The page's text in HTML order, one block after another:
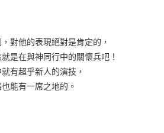
對他的表現絕對是肯定的，
是在與神同行中的關懷兵吧！
有超乎新人的演技，
能有一席之地的。